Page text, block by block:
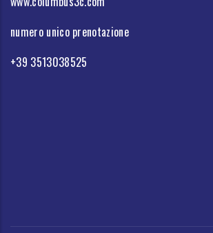
numero unico prenotazione
+39 3513038525